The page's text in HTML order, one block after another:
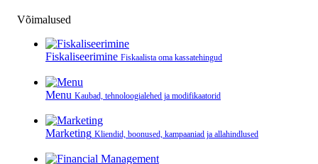
Võimalused
Fiskaliseerimine Fiskaalista oma kassatehingud
Menu Kaubad, tehnoloogialehed ja modifikaatorid
Marketing Kliendid, boonused, kampaaniad ja allahindlused